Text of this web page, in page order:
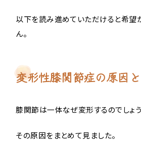
以下を読み進めていただけると希望
ん。
変形性膝関節症の原因
膝関節は一体なぜ変形するのでしょ
その原因をまとめて見ました。